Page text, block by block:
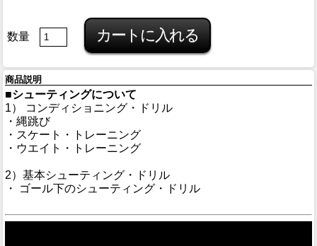
数量
商品説明
■シューティングについて
1） コンディショニング・ドリル
・縄跳び
・スケート・トレーニング
・ウエイト・トレーニング
2）基本シューティング・ドリル
・ ゴール下のシューティング・ドリル